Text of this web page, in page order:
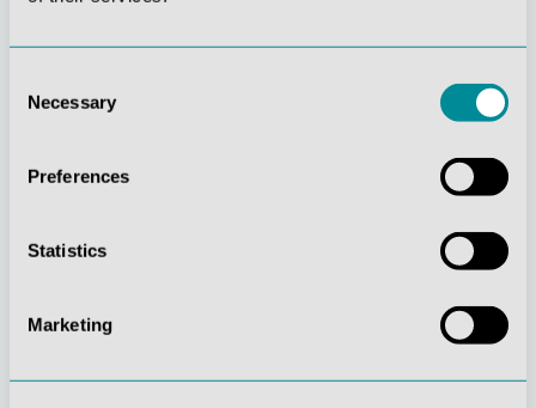
Selection
Necessary
Preferences
Statistics
Marketing
Stetige
Verantwortung
Gelebte
Verständnis für